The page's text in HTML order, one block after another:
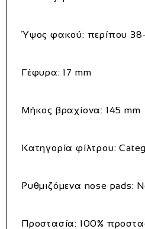
Ύψος φακού: περίπου
Γέφυρα: 17 mm
Μήκος βραχίονα: 145 mm
Κατηγορία φίλτρου:
Ρυθμιζόμενα nose pads:
Προστασία: 100%